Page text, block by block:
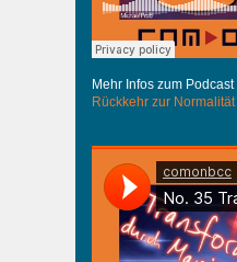
Mehr Infos zum Podcast
Rückkehr zur Normalität